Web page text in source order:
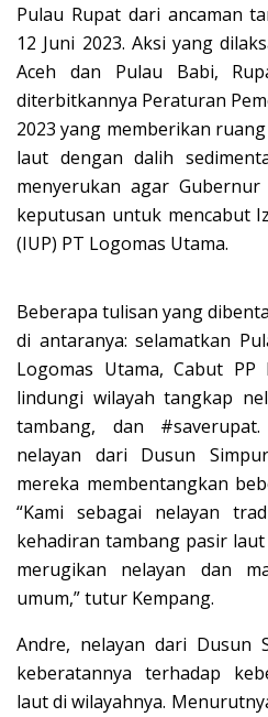
Pulau Rupat dari ancaman
12 Juni 2023. Aksi yang
Aceh dan Pulau Babi,
diterbitkannya Peraturan
2023 yang memberikan
laut dengan dalih
menyerukan agar
keputusan untuk mencabut
(IUP) PT Logomas Utama.
Beberapa tulisan yang
di antaranya: selamatkan
Logomas Utama, Cabut
lindungi wilayah tangkap
tambang, dan
nelayan dari Dusun
mereka membentangkan
“Kami sebagai nelayan
kehadiran tambang pasir
merugikan nelayan dan
umum,” tutur Kempang.
Andre, nelayan dari Dusun
keberatannya terhadap
laut di wilayahnya.